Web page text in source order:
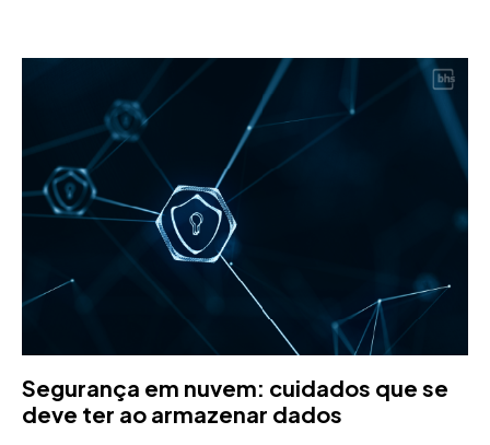
Segurança em nuvem: cuidados que se
deve ter ao armazenar dados